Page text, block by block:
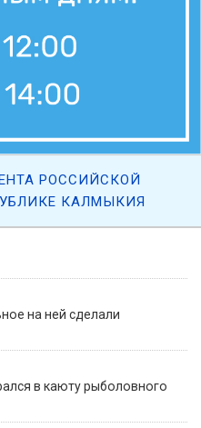
на ней сделали
в каюту рыболовного
РОССИЙСКОЙ
КАЛМЫКИЯ